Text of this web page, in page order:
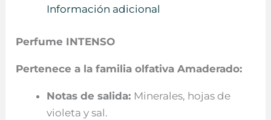
Información adicional
Perfume INTENSO
Pertenece a la familia olfativa Amaderado:
Notas desalida: Minerales, hojas de
violeta y sal.